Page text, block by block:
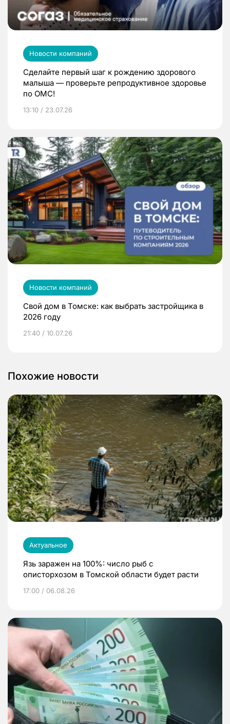
Новости компаний
Сделайте первый шаг к рождению здорового
малыша — проверьте репродуктивное здоровье
по ОМС!
13:10 / 23.07.26
Новости компаний
Свой дом в Томске: как выбрать застройщика в
2026 году
21:40 / 10.07.26
Похожие новости
Актуальное
Язь заражен на 100%: число рыб с
описторхозом в Томской области будет расти
17:00 / 06.08.26